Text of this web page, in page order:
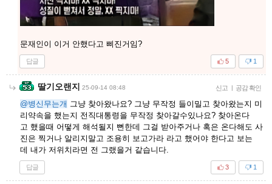
문재인이 이거 안했다고 삐진거임?
답글 1
5
딸기오랜지 25-09-14 08:48 신고 | 공감 확인
@병신무는개 그냥 찾아왔나요? 그냥 무작정 들이밀고 찾아왔는지 미
리약속을 했는지 전직대통령을 무작정 찾아갈수있나요? 찾아온다
고 했을때 어떻게 해석될지 뻔한데 그걸 받아주거나 혹은 온다해도 사
진은 찍거나 알리지말고 조용히 보고가라 라고 했어야 한다고 보는
데 내가 저위치라면 전 그랬을거 같습니다.
답글 1
3